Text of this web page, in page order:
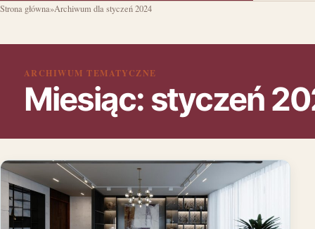
Strona główna»Archiwum dla styczeń 2024
ARCHIWUM TEMATYCZNE
Miesiąc: styczeń